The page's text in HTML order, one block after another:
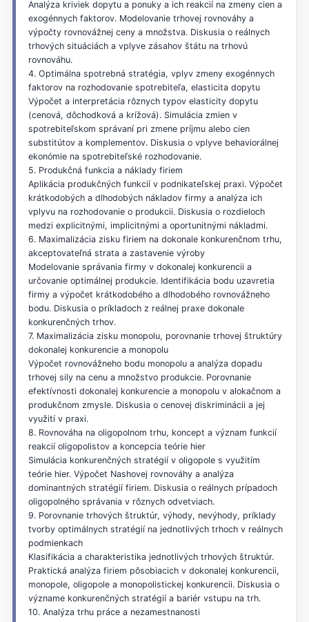
Analýza kriviek dopytu a ponuky a ich reakcií na zmeny cien a
exogénnych faktorov. Modelovanie trhovej rovnováhy a
výpočty rovnovážnej ceny a množstva. Diskusia o reálnych
trhových situáciách a vplyve zásahov štátu na trhovú
rovnováhu.
4. Optimálna spotrebná stratégia, vplyv zmeny exogénnych
faktorov na rozhodovanie spotrebiteľa, elasticita dopytu
Výpočet a interpretácia rôznych typov elasticity dopytu
(cenová, dôchodková a krížová). Simulácia zmien v
spotrebiteľskom správaní pri zmene príjmu alebo cien
substitútov a komplementov. Diskusia o vplyve behaviorálnej
ekonómie na spotrebiteľské rozhodovanie.
5. Produkčná funkcia a náklady firiem
Aplikácia produkčných funkcií v podnikateľskej praxi. Výpočet
krátkodobých a dlhodobých nákladov firmy a analýza ich
vplyvu na rozhodovanie o produkcii. Diskusia o rozdieloch
medzi explicitnými, implicitnými a oportunitnými nákladmi.
6. Maximalizácia zisku firiem na dokonale konkurenčnom trhu,
akceptovateľná strata a zastavenie výroby
Modelovanie správania firmy v dokonalej konkurencii a
určovanie optimálnej produkcie. Identifikácia bodu uzavretia
firmy a výpočet krátkodobého a dlhodobého rovnovážneho
bodu. Diskusia o príkladoch z reálnej praxe dokonale
konkurenčných trhov.
7. Maximalizácia zisku monopolu, porovnanie trhovej štruktúry
dokonalej konkurencie a monopolu
Výpočet rovnovážneho bodu monopolu a analýza dopadu
trhovej sily na cenu a množstvo produkcie. Porovnanie
efektívnosti dokonalej konkurencie a monopolu v alokačnom a
produkčnom zmysle. Diskusia o cenovej diskriminácii a jej
využití v praxi.
8. Rovnováha na oligopolnom trhu, koncept a význam funkcií
reakcií oligopolistov a koncepcia teórie hier
Simulácia konkurenčných stratégií v oligopole s využitím
teórie hier. Výpočet Nashovej rovnováhy a analýza
dominantných stratégií firiem. Diskusia o reálnych prípadoch
oligopolného správania v rôznych odvetviach.
9. Porovnanie trhových štruktúr, výhody, nevýhody, príklady
tvorby optimálnych stratégií na jednotlivých trhoch v reálnych
podmienkach
Klasifikácia a charakteristika jednotlivých trhových štruktúr.
Praktická analýza firiem pôsobiacich v dokonalej konkurencii,
monopole, oligopole a monopolistickej konkurencii. Diskusia o
význame konkurenčných stratégií a bariér vstupu na trh.
10. Analýza trhu práce a nezamestnanosti